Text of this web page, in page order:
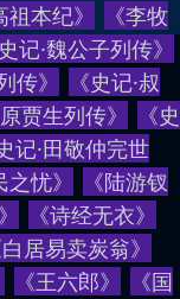
祖本纪》 《李牧
史记·魏公子列传》
传》 《史记·叔
贾生列传》 《史
记·田敬仲完世
之忧》 《陆游钗
》 《诗经无衣》
白居易卖炭翁》
《王六郎》 《国